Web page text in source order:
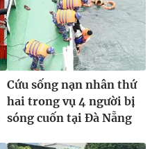
Cứu sống nạn nhân thứ
hai trong vụ 4 người bị
sóng cuốn tại Đà Nẵng